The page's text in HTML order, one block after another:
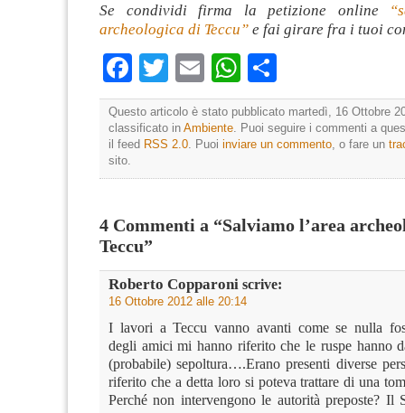
Se condividi firma la petizione online
archeologica di Teccu” e fai girare fra i tuoi
Facebook
TwitterEmailWhatsApp
Questo articolo è stato pubblicato martedì, 16 Ottobre
classificato in Ambiente . Puoi seguire i commenti a
il feed RSS 2.0 . Puoi inviare un commento , o fare un
sito.
4 Commenti a “Salviamo l’area
Teccu”
Roberto Copparoni scrive:
16 Ottobre 2012 alle 20:14
I lavori a Teccu vanno avanti come se nulla
degli amici mi hanno riferito che le ruspe hanno
(probabile) sepoltura….Erano presenti diverse
riferito che a detta loro si poteva trattare di una
Perché non intervengono le autorità preposte? Il